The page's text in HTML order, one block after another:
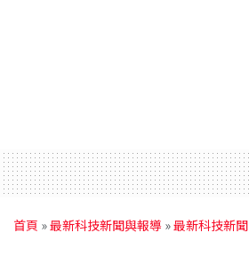
首頁 »最新科技新聞與報導 »最新科技新聞